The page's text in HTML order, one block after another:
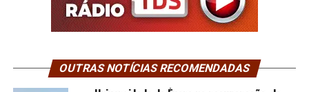
OUTRAS NOTÍCIAS RECOMENDADAS